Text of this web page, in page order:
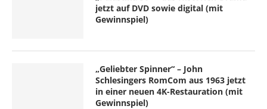
jetzt auf DVD sowie digital (mit
Gewinnspiel)
„Geliebter Spinner“ – John
Schlesingers RomCom aus 1963 jetzt
in einer neuen 4K-Restauration (mit
Gewinnspiel)